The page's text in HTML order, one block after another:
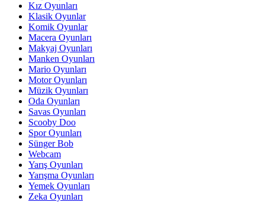
Kız Oyunları
Klasik Oyunlar
Komik Oyunlar
Macera Oyunları
Makyaj Oyunları
Manken Oyunları
Mario Oyunları
Motor Oyunları
Müzik Oyunları
Oda Oyunları
Savas Oyunları
Scooby Doo
Spor Oyunları
Sünger Bob
Webcam
Yarış Oyunları
Yarışma Oyunları
Yemek Oyunları
Zeka Oyunları